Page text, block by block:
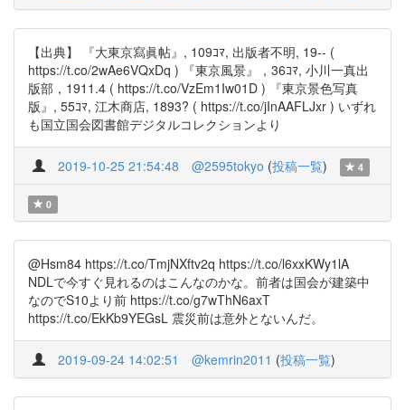
【出典】 『大東京寫眞帖』, 109ｺﾏ, 出版者不明, 19-- (
https://t.co/2wAe6VQxDq ) 『東京風景』，36ｺﾏ, 小川一真出
版部，1911.4 ( https://t.co/VzEm1Iw01D ) 『東京景色写真
版』, 55ｺﾏ, 江木商店, 1893? ( https://t.co/jInAAFLJxr ) いずれ
も国立国会図書館デジタルコレクションより
2019-10-25 21:54:48 @2595tokyo (投稿一覧) 4
0
@Hsm84 https://t.co/TmjNXftv2q https://t.co/l6xxKWy1lA
NDLで今すぐ見れるのはこんなのかな。前者は国会が建築中
なのでS10より前 https://t.co/g7wThN6axT
https://t.co/EkKb9YEGsL 震災前は意外とないんだ。
2019-09-24 14:02:51 @kemrin2011 (投稿一覧)